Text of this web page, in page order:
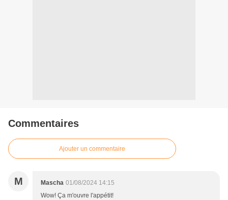
Commentaires
Ajouter un commentaire
M Mascha 01/08/2024 14:15
Wow! Ça m'ouvre l'appétit!